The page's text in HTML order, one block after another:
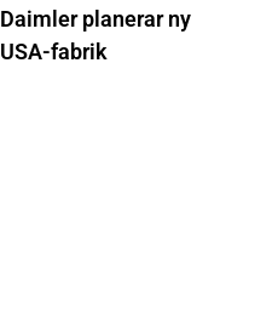
Daimler planerar ny
USA-fabrik